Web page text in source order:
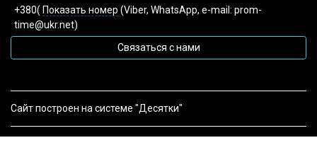
+380( Показать номер (Viber, WhatsApp, e-mail: prom-
time@ukr.net)
Связаться с нами
Сайт построен на системе "Десятки"